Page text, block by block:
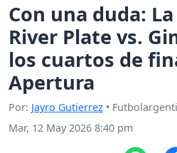
Con una duda:
River Plate vs.
los cuartos de
Apertura
Por: Jayro Gutierrez •
Mar, 12 May 2026 8:40 pm